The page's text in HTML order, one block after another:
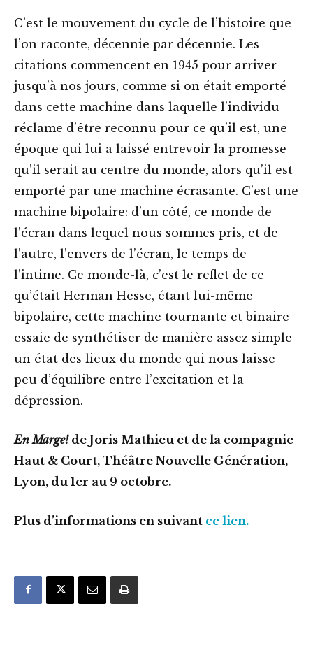
C’est le mouvement du cycle de l’histoire que
l’on raconte, décennie par décennie. Les
citations commencent en 1945 pour arriver
jusqu’à nos jours, comme si on était emporté
dans cette machine dans laquelle l’individu
réclame d’être reconnu pour ce qu’il est, une
époque qui lui a laissé entrevoir la promesse
qu’il serait au centre du monde, alors qu’il est
emporté par une machine écrasante. C’est une
machine bipolaire: d’un côté, ce monde de
l’écran dans lequel nous sommes pris, et de
l’autre, l’envers de l’écran, le temps de
l’intime. Ce monde-là, c’est le reflet de ce
qu’était Herman Hesse, étant lui-même
bipolaire, cette machine tournante et binaire
essaie de synthétiser de manière assez simple
un état des lieux du monde qui nous laisse
peu d’équilibre entre l’excitation et la
dépression.
En Marge! de Joris Mathieu et de la compagnie
Haut & Court, Théâtre Nouvelle Génération,
Lyon, du 1er au 9 octobre.
Plus d’informations en suivant ce lien.